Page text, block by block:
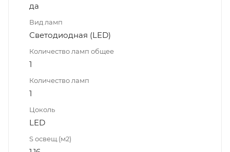
да
Вид ламп
Светодиодная (LED)
Количество ламп общее
1
Количество ламп
1
Цоколь
LED
S освещ.(м2)